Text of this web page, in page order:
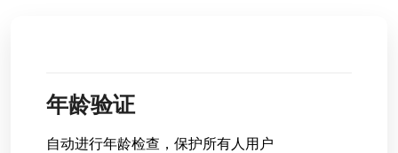
年龄验证
自动进行年龄检查，保护所有人用户